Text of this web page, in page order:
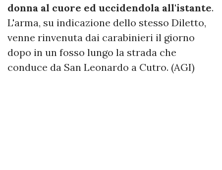
donna al cuore ed uccidendola all'istante.
L'arma, su indicazione dello stesso Diletto,
venne rinvenuta dai carabinieri il giorno
dopo in un fosso lungo la strada che
conduce da San Leonardo a Cutro. (AGI)